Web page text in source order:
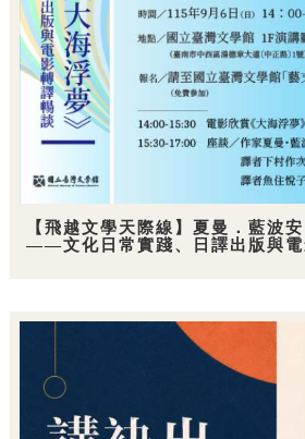
【飛越文學天際線】夏曼．藍波
——文化日常實踐、日譯出版與電